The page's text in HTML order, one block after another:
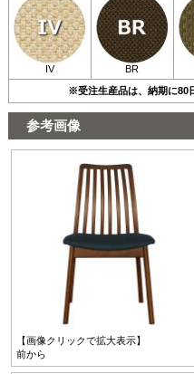
IV BR
※受注生産品は、納期に80
参考画像
【画像クリックで拡大表示】
前から